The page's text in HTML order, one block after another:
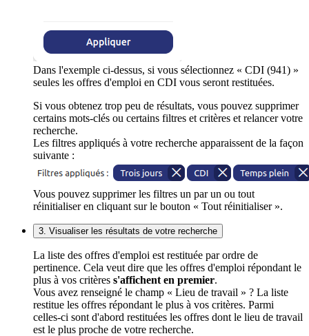
Dans l'exemple ci-dessus, si vous sélectionnez « CDI (941) »
seules les offres d'emploi en CDI vous seront restituées.
Si vous obtenez trop peu de résultats, vous pouvez supprimer
certains mots-clés ou certains filtres et critères et relancer votre
recherche.
Les filtres appliqués à votre recherche apparaissent de la façon
suivante :
Vous pouvez supprimer les filtres un par un ou tout
réinitialiser en cliquant sur le bouton « Tout réinitialiser ».
3. Visualiser les résultats de votre recherche
La liste des offres d'emploi est restituée par ordre de
pertinence. Cela veut dire que les offres d'emploi répondant le
plus à vos critères s'affichent en premier.
Vous avez renseigné le champ « Lieu de travail » ? La liste
restitue les offres répondant le plus à vos critères. Parmi
celles-ci sont d'abord restituées les offres dont le lieu de travail
est le plus proche de votre recherche.